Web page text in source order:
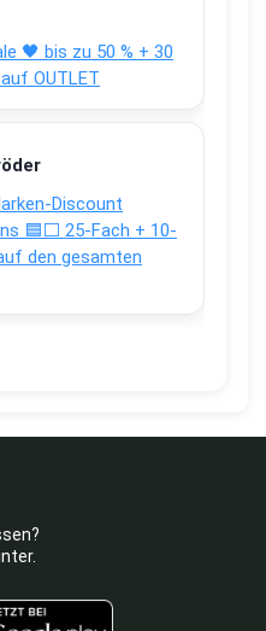
🖤 bis zu 50 % + 30
OUTLET
Discount
🟦⬜ 25-Fach + 10-
den gesamten